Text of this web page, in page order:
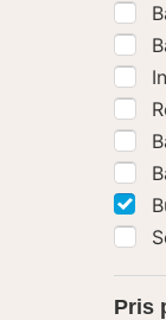
Pris